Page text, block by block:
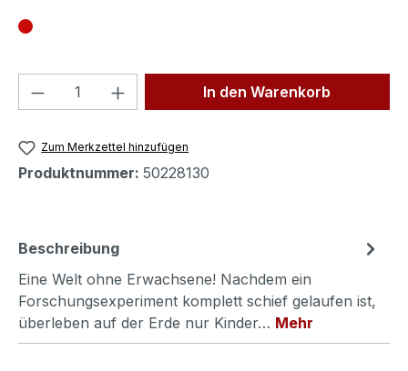
Produkt Anzahl: Gib denIn den Warenkorb
Zum Merkzettel hinzufügen
Produktnummer: 50228130
Beschreibung
Eine Welt ohne Erwachsene! Nachdem ein
Forschungsexperiment komplett schief gelaufen ist,
überleben auf der Erde nur Kinder… Mehr